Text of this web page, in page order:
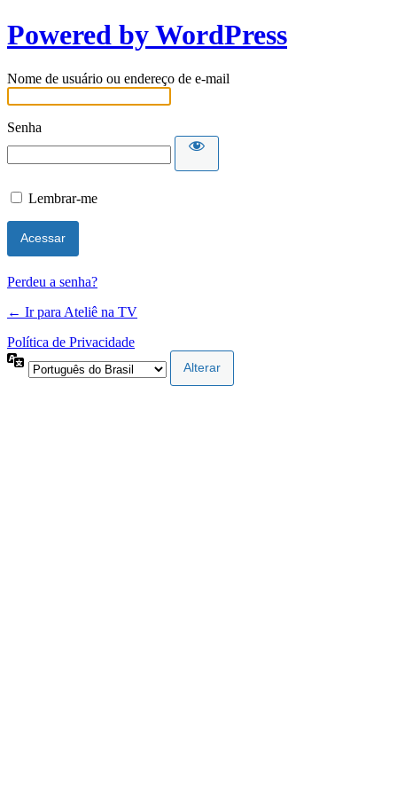
Powered by WordPress
Nome de usuário ou endereço de e-mail
Senha
Lembrar-me
Perdeu a senha?
← Ir para Ateliê na TV
Política de Privacidade